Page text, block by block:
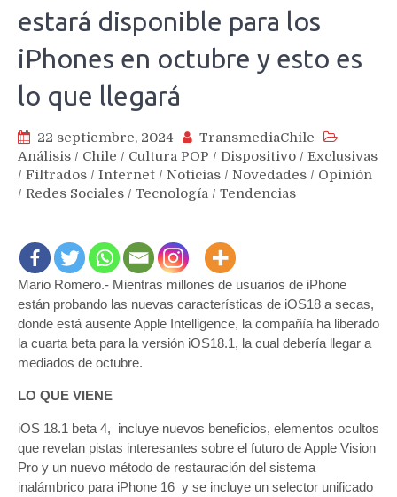
estará disponible para los
iPhones en octubre y esto es
lo que llegará
22 septiembre, 2024
TransmediaChile
Análisis / Chile / Cultura POP / Dispositivo / Exclusivas
/ Filtrados / Internet / Noticias / Novedades / Opinión
/ Redes Sociales / Tecnología / Tendencias
Mario Romero.- Mientras millones de usuarios de iPhone
están probando las nuevas características de iOS18 a secas,
donde está ausente Apple Intelligence, la compañía ha liberado
la cuarta beta para la versión iOS18.1, la cual debería llegar a
mediados de octubre.
LO QUE VIENE
iOS 18.1 beta 4, incluye nuevos beneficios, elementos ocultos
que revelan pistas interesantes sobre el futuro de Apple Vision
Pro y un nuevo método de restauración del sistema
inalámbrico para iPhone 16 y se incluye un selector unificado